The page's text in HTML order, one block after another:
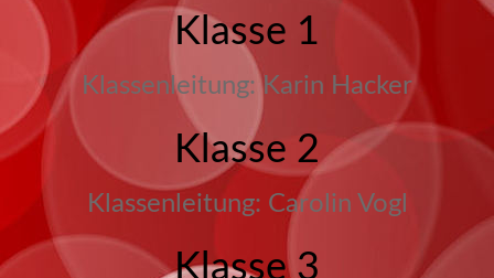
Klasse 1
Klassenleitung: Karin Hacker
Klasse 2
Klassenleitung: Carolin Vogl
Klasse 3